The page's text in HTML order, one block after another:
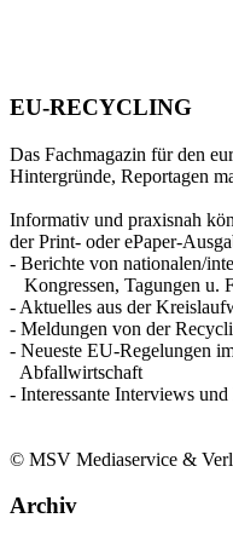
EU-RECYCLING
Das Fachmagazin für den
Hintergründe, Reportagen
Informativ und praxisnah
der Print- oder ePaper-
- Berichte von nationalen/
Kongressen, Tagungen u.
- Aktuelles aus der
- Meldungen von der
- Neueste EU-Regelungen
Abfallwirtschaft
- Interessante Interviews und
© MSV Mediaservice &
Archiv